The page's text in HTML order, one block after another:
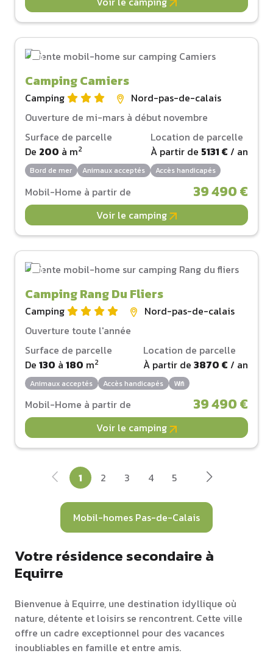
Camping Camiers
Camping
Nord-pas-de-calais
Ouverture de mi-mars à début novembre
Surface de parcelle
De 200 à m2
Location de parcelle
À partir de 5131 € / an
Bord de mer Animaux acceptés Accès handicapés
Mobil-Home à partir de 39 490 €
Voir le camping
Camping Rang Du Fliers
Camping
Nord-pas-de-calais
Ouverture toute l'année
Surface de parcelle
De 130 à 180 m2
Location de parcelle
À partir de 3870 € / an
Animaux acceptés Accès handicapés Wifi
Mobil-Home à partir de 39 490 €
Voir le camping
1 2 3 4 5
Mobil-homes Pas-de-Calais
Votre résidence secondaire à
Equirre
Bienvenue à Equirre, une destination idyllique où
nature, détente et loisirs se rencontrent. Cette ville
offre un cadre exceptionnel pour des vacances
inoubliables en famille et entre amis.